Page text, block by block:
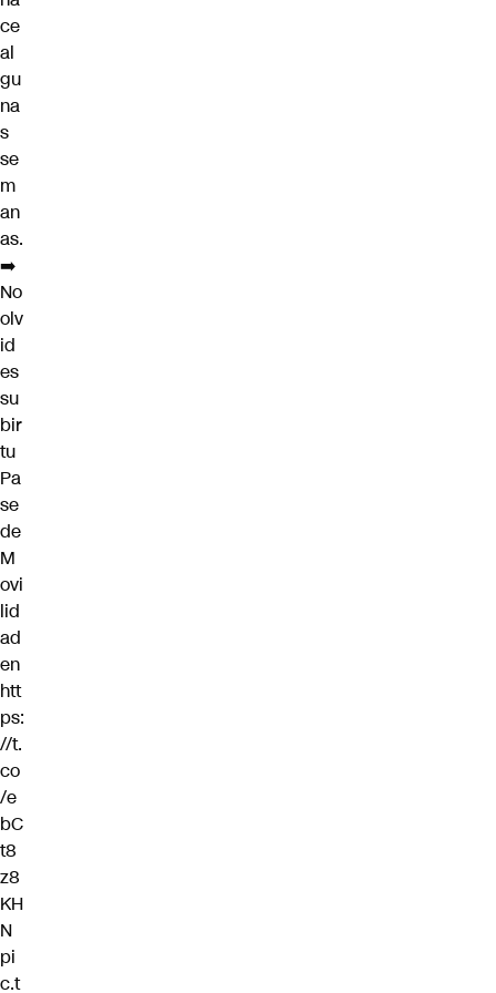
ce
al
gu
na
s
se
m
an
as.
➡️
No
olv
id
es
su
bir
tu
Pa
se
de
M
ovi
lid
ad
en
htt
ps:
//t.
co
/e
bC
t8
z8
KH
N
pi
c.t